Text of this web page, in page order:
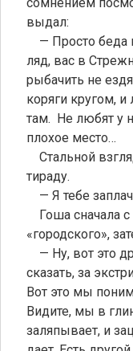
выдал:
— Просто беда
ляд, вас в
рыбачить не
коряги кругом, и
там. Не любят у
плохое место…
Стальной
тираду.
— Я тебе
Гоша сначала с
«городского»,
— Ну, вот это
сказать, за
Вот это мы
Видите, мы в
заляпывает, и